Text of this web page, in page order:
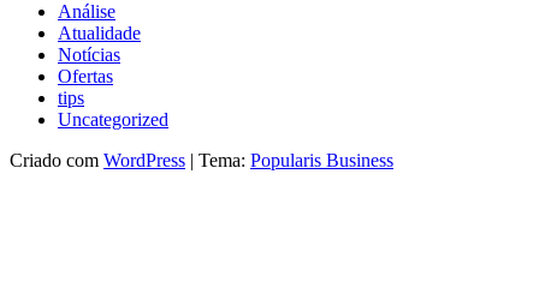
Análise
Atualidade
Notícias
Ofertas
tips
Uncategorized
Criado com WordPress | Tema: Popularis Business